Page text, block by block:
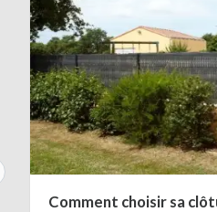
Comment choisir sa